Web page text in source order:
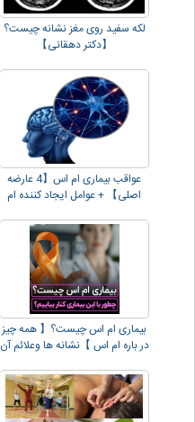
لکه سفید روی مغز نشانه چیست؟
【دکتر دهقانی】
عواقب بیماری ام اس【4 عارضه
اصلی】 + عوامل ایجاد کننده ام
بیماری ام اس چیست؟【 همه چیز
در باره ام اس 】نشانه ها وعلائم آن